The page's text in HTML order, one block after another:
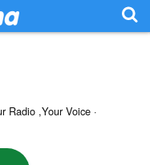
Radio ,Your Voice ·